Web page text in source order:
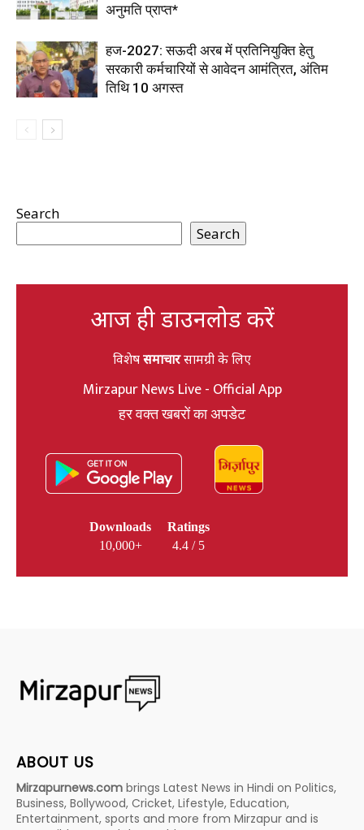
अनुमति प्राप्त*
हज-2027: सऊदी अरब में प्रतिनियुक्ति हेतु
सरकारी कर्मचारियों से आवेदन आमंत्रित, अंतिम
तिथि 10 अगस्त
Search
Search
आज ही डाउनलोड करें
विशेषसमाचारसामग्री के लिए
Mirzapur News Live - Official App
हर वक्त खबरों का अपडेट
Downloads
10,000+
Ratings
4.4 / 5
ABOUT US
Mirzapurnews.com brings Latest News in Hindi on Politics,
Business, Bollywood, Cricket, Lifestyle, Education,
Entertainment, sports and more from Mirzapur and is